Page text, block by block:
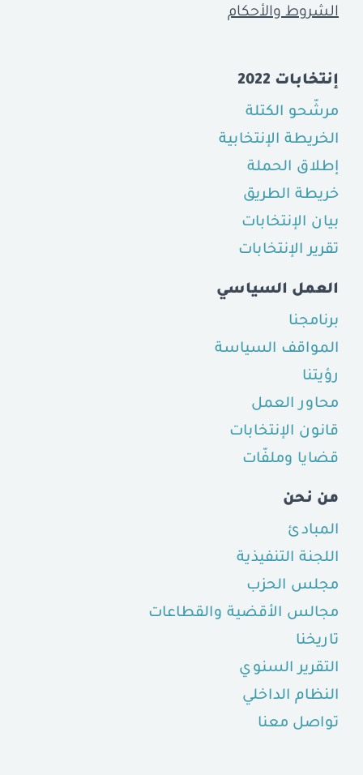
الشروط والأحكام
إنتخابات 2022
مرشّحو الكتلة
الخريطة الإنتخابية
إطلاق الحملة
خريطة الطريق
بيان الإنتخابات
تقرير الإنتخابات
العمل السياسي
برنامجنا
المواقف السياسة
رؤيتنا
محاور العمل
قانون الإنتخابات
قضايا وملفّات
من نحن
المبادئ
اللجنة التنفيذية
مجلس الحزب
مجالس الأقضية والقطاعات
تاريخنا
التقرير السنوي
النظام الداخلي
تواصل معنا